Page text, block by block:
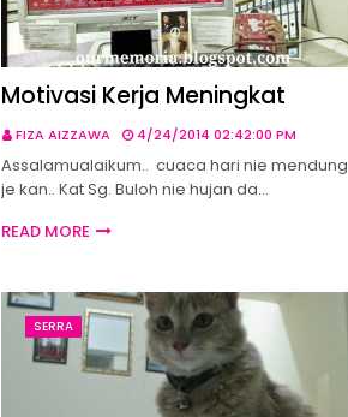
Motivasi Kerja Meningkat
FIZA AIZZAWA 4/24/2014 02:42:00 PM
Assalamualaikum.. cuaca hari nie mendung
je kan.. Kat Sg. Buloh nie hujan da…
READ MORE
SERRA